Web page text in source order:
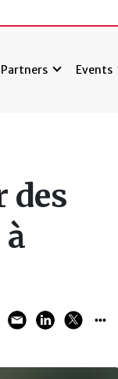
Partners Events
des